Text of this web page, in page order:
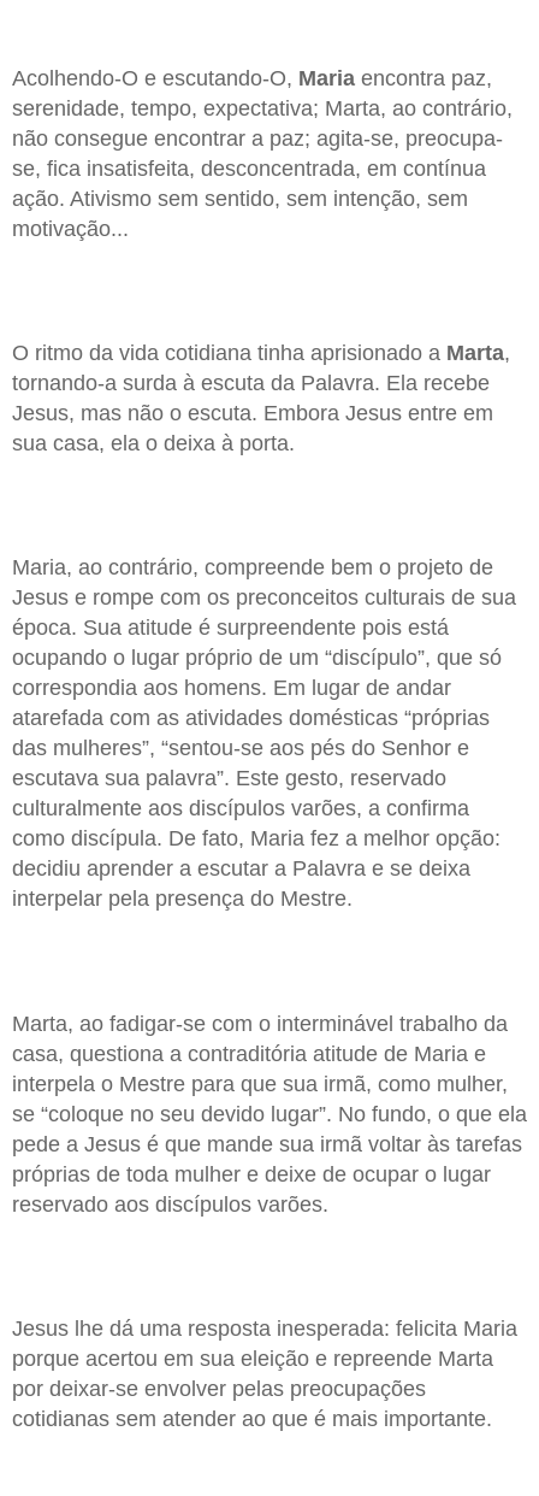
Acolhendo-O e escutando-O, Maria encontra paz,
serenidade, tempo, expectativa; Marta, ao contrário,
não consegue encontrar a paz; agita-se, preocupa-
se, fica insatisfeita, desconcentrada, em contínua
ação. Ativismo sem sentido, sem intenção, sem
motivação...
O ritmo da vida cotidiana tinha aprisionado a Marta,
tornando-a surda à escuta da Palavra. Ela recebe
Jesus, mas não o escuta. Embora Jesus entre em
sua casa, ela o deixa à porta.
Maria, ao contrário, compreende bem o projeto de
Jesus e rompe com os preconceitos culturais de sua
época. Sua atitude é surpreendente pois está
ocupando o lugar próprio de um “discípulo”, que só
correspondia aos homens. Em lugar de andar
atarefada com as atividades domésticas “próprias
das mulheres”, “sentou-se aos pés do Senhor e
escutava sua palavra”. Este gesto, reservado
culturalmente aos discípulos varões, a confirma
como discípula. De fato, Maria fez a melhor opção:
decidiu aprender a escutar a Palavra e se deixa
interpelar pela presença do Mestre.
Marta, ao fadigar-se com o interminável trabalho da
casa, questiona a contraditória atitude de Maria e
interpela o Mestre para que sua irmã, como mulher,
se “coloque no seu devido lugar”. No fundo, o que ela
pede a Jesus é que mande sua irmã voltar às tarefas
próprias de toda mulher e deixe de ocupar o lugar
reservado aos discípulos varões.
Jesus lhe dá uma resposta inesperada: felicita Maria
porque acertou em sua eleição e repreende Marta
por deixar-se envolver pelas preocupações
cotidianas sem atender ao que é mais importante.